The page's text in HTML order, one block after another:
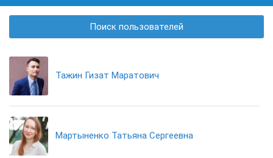
Поиск пользователей
Тажин Гизат Маратович
Мартыненко Татьяна Сергеевна